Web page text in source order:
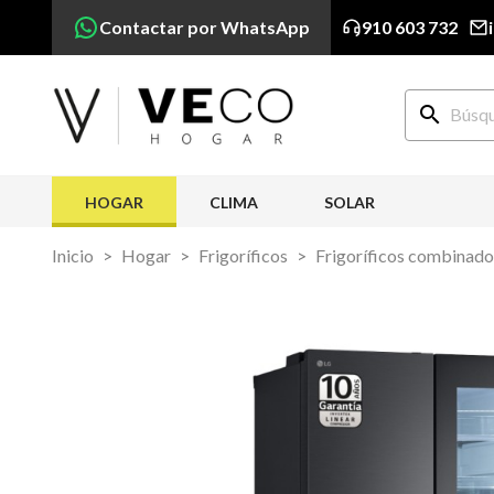
Contactar por WhatsApp 910 603 732
search
HOGAR CLIMA SOLAR
Inicio Hogar Frigoríficos Frigoríficos